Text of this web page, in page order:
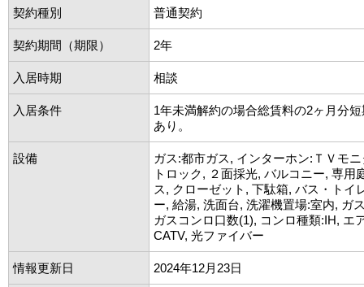
契約種別 普通契約
契約期間（期限） 2年
入居時期 相談
入居条件
1年未満解約の場合総賃料の2ヶ月分
あり。
設備
ガス:都市ガス, インターホン:ＴＶモ
トロック, ２面採光, バルコニー, 専用
ス, クローゼット, 下駄箱, バス・トイ
ー, 給湯, 洗面台, 洗濯機置場:室内, ガ
ガスコンロ口数(1), コンロ種類:IH, エ
CATV, 光ファイバー
情報更新日 2024年12月23日